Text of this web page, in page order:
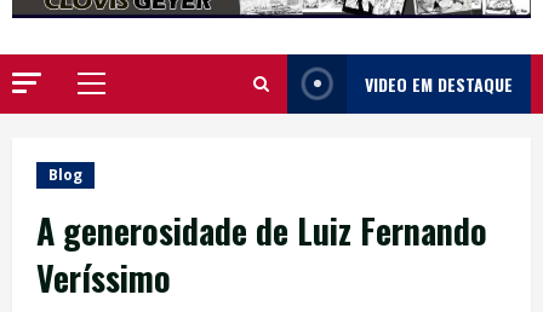
Primary
VIDEO EM DESTAQUE
Blog
A generosidade de Luiz Fernando
Veríssimo